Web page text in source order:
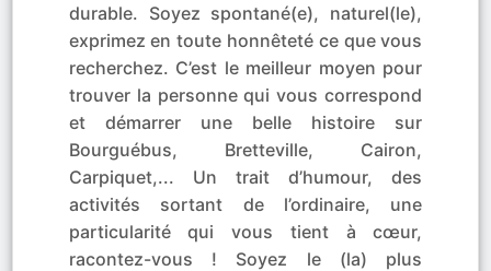
durable. Soyez spontané(e), naturel(le),
exprimez en toute honnêteté ce que vous
recherchez. C’est le meilleur moyen pour
trouver la personne qui vous correspond
et démarrer une belle histoire sur
Bourguébus, Bretteville, Cairon,
Carpiquet,... Un trait d’humour, des
activités sortant de l’ordinaire, une
particularité qui vous tient à cœur,
racontez-vous ! Soyez le (la) plus